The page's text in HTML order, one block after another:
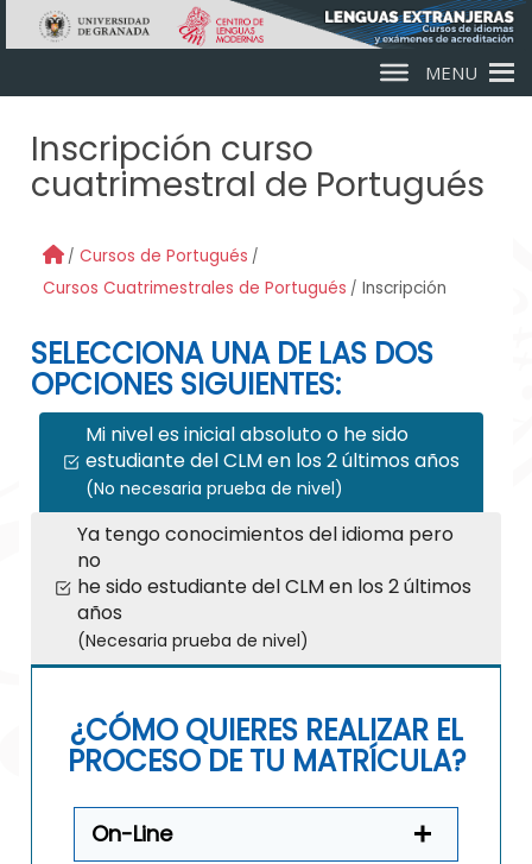
Skip to main content
MENU
Inscripción curso
cuatrimestral de Portugués
Cursos de Portugués
Cursos Cuatrimestrales de Portugués
Inscripción
SELECCIONA UNA DE LAS DOS
OPCIONES SIGUIENTES:
Mi nivel es inicial absoluto o he sido
estudiante del CLM en los 2 últimos años
(No necesaria prueba de nivel)
Ya tengo conocimientos del idioma pero
no
he sido estudiante del CLM en los 2 últimos
años
(Necesaria prueba de nivel)
¿CÓMO QUIERES REALIZAR EL
PROCESO DE TU MATRÍCULA?
On-Line